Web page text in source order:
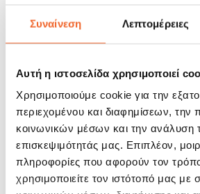
Συναίνεση Λεπτομέρειες
Αυτή η ιστοσελίδα χρησιμοποιεί
Χρησιμοποιούμε cookie για την
περιεχομένου και διαφημίσεων, την
κοινωνικών μέσων και την ανάλυση
επισκεψιμότητάς μας. Επιπλέον,
πληροφορίες που αφορούν τον
χρησιμοποιείτε τον ιστότοπό μας με
59,90 € 47,92 €
ΑΓΟΡΑ